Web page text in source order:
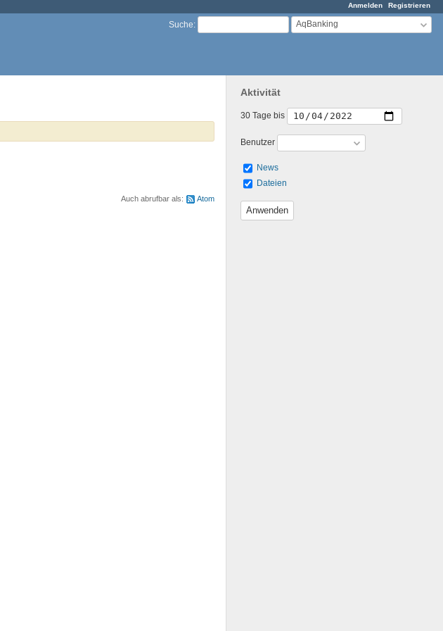
Anmelden Registrieren
Suche: AqBanking
Aktivität
30 Tage bis
Benutzer
News
Dateien
Auch abrufbar als: Atom